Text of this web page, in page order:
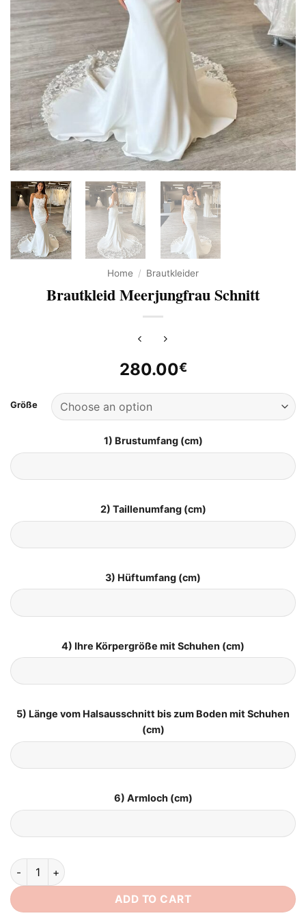
Home / Brautkleider
Brautkleid Meerjungfrau Schnitt
280.00€
Größe
1) Brustumfang (cm)
2) Taillenumfang (cm)
3) Hüftumfang (cm)
4) Ihre Körpergröße mit Schuhen (cm)
5) Länge vom Halsausschnitt bis zum Boden mit Schuhen
(cm)
6) Armloch (cm)
Brautkleid Meerjungfrau Schnitt quantity
ADD TO CART